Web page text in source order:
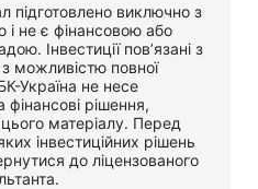
підготовлено виключно з
не є фінансовою або
Інвестиції пов’язані з
можливістю повної
Україна не несе
фінансові рішення,
цього матеріалу. Перед
інвестиційних рішень
до ліцензованого